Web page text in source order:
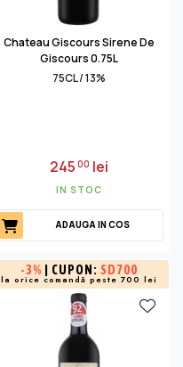
Chateau Giscours Sirene De
Giscours 0.75L
75CL / 13%
24500 lei
IN STOC
ADAUGA IN COS
-3% | CUPON: SD700
la orice comandă peste 700 lei